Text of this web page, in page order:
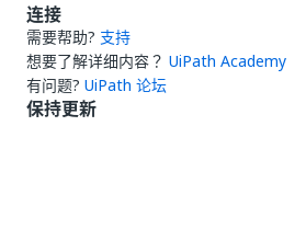
连接
需要帮助? 支持
想要了解详细内容？ UiPath Academy
有问题? UiPath 论坛
保持更新